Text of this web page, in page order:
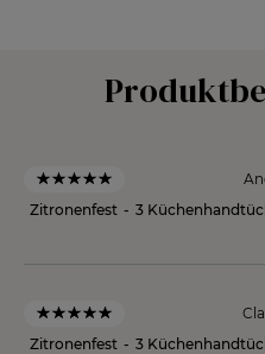
Zitronenfest - 3
Zitronenfest - 3